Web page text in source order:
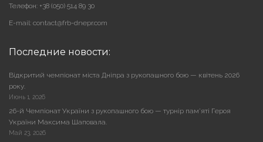
Телефон: +38 (050) 514 89 30
E-mail: contact@frb-dnepr.com
Последние новости:
Відкритий чемпіонат міста Дніпра з рукопашного бою — квітень 2026
року.
Июнь 1, 2026
26-й Чемпіонат України з рукопашного бою — турнір пам’яті Героя
України Максима Шаповала.
Май 23, 2026